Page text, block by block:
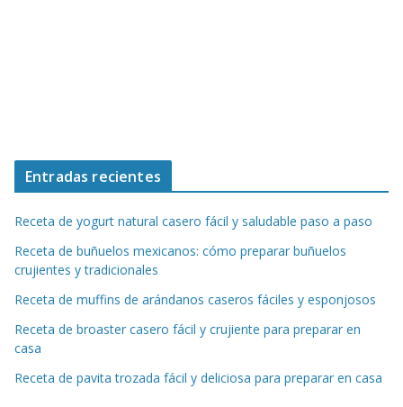
Entradas recientes
Receta de yogurt natural casero fácil y saludable paso a paso
Receta de buñuelos mexicanos: cómo preparar buñuelos
crujientes y tradicionales
Receta de muffins de arándanos caseros fáciles y esponjosos
Receta de broaster casero fácil y crujiente para preparar en
casa
Receta de pavita trozada fácil y deliciosa para preparar en casa